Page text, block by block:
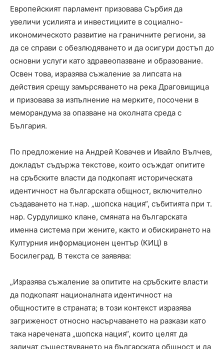
Европейският парламент призовава Сърбия да
увеличи усилията и инвестициите в социално-
икономическото развитие на граничните региони, за
да се справи с обезлюдяването и да осигури достъп до
основни услуги като здравеопазване и образование.
Освен това, изразява съжаление за липсата на
действия срещу замърсяването на река Драговищица
и призовава за изпълнение на мерките, посочени в
меморандума за опазване на околната среда с
България.
По предложение на Андрей Ковачев и Ивайло Вълчев,
докладът съдържа текстове, които осъждат опитите
на сръбските власти да подкопаят историческата
идентичност на българската общност, включително
създаването на т.нар. „шопска нация“, събитията при т.
нар. Сурдулишко клане, смяната на българската
именна система при жените, както и обискирането на
Културния информационен център (КИЦ) в
Босилеград. В текста се заявява:
„Изразява съжаление за опитите на сръбските власти
да подкопаят националната идентичност на
общностите в страната; в този контекст изразява
загриженост относно насърчаването на разкази като
така наречената „шопска нация“, които целят да
заличат съществуването на българската общност и да